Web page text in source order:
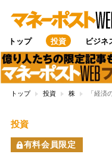
トップ 投資 ビジネ
トップ 投資 株 「経済
投資
有料会員限定